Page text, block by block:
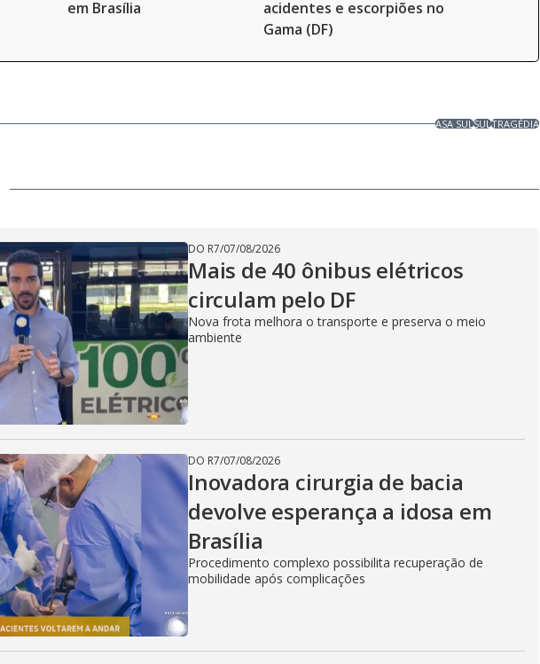
em Brasília
acidentes e escorpiões no
Gama (DF)
ASA SULSULTRAGÉDIA
DO R7/07/08/2026
Mais de 40 ônibus elétricos
circulam pelo DF
Nova frota melhora o transporte e preserva o meio
ambiente
DO R7/07/08/2026
Inovadora cirurgia de bacia
devolve esperança a idosa em
Brasília
Procedimento complexo possibilita recuperação de
mobilidade após complicações